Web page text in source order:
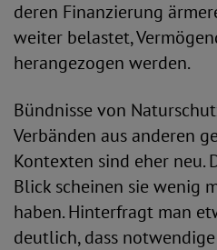
deren Finanzierung
weiter belastet,
herangezogen werden.
Bündnisse von
Verbänden aus anderen
Kontexten sind eher neu.
Blick scheinen sie wenig
haben. Hinterfragt man
deutlich, dass